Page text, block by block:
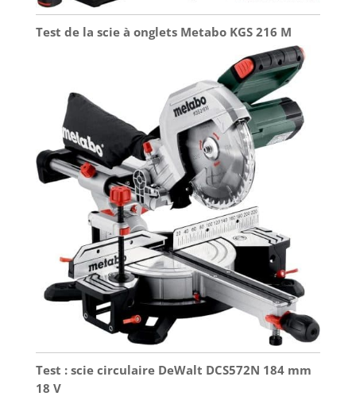
Test de la scie à onglets Metabo KGS 216 M
Test : scie circulaire DeWalt DCS572N 184 mm
18 V